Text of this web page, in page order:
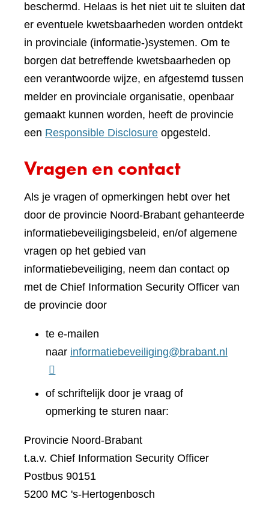
beschermd. Helaas is het niet uit te sluiten dat
er eventuele kwetsbaarheden worden ontdekt
in provinciale (informatie-)systemen. Om te
borgen dat betreffende kwetsbaarheden op
een verantwoorde wijze, en afgestemd tussen
melder en provinciale organisatie, openbaar
gemaakt kunnen worden, heeft de provincie
een Responsible Disclosure opgesteld.
Vragen en contact
Als je vragen of opmerkingen hebt over het
door de provincie Noord-Brabant gehanteerde
informatiebeveiligingsbeleid, en/of algemene
vragen op het gebied van
informatiebeveiliging, neem dan contact op
met de Chief Information Security Officer van
de provincie door
te e-mailen
naar informatiebeveiliging@brabant.nl
of schriftelijk door je vraag of
opmerking te sturen naar:
Provincie Noord-Brabant
t.a.v. Chief Information Security Officer
Postbus 90151
5200 MC 's-Hertogenbosch